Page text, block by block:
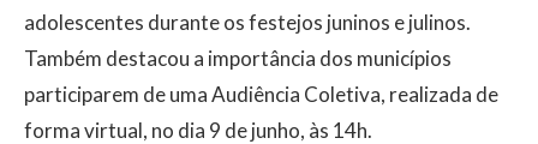
adolescentes durante os festejos juninos e julinos.
Também destacou a importância dos municípios
participarem de uma Audiência Coletiva, realizada de
forma virtual, no dia 9 de junho, às 14h.